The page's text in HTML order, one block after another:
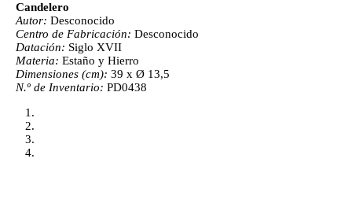
Candelero
Autor: Desconocido
Centro de Fabricación: Desconocido
Datación: Siglo XVII
Materia: Estaño y Hierro
Dimensiones (cm): 39 x Ø 13,5
N.º de Inventario: PD0438